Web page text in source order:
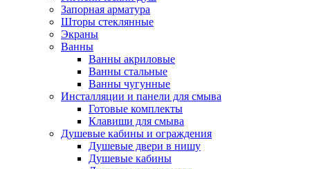
Запорная арматура
Шторы стеклянные
Экраны
Ванны
Ванны акриловые
Ванны стальные
Ванны чугунные
Инсталляции и панели для смыва
Готовые комплекты
Клавиши для смыва
Душевые кабины и ограждения
Душевые двери в нишу
Душевые кабины